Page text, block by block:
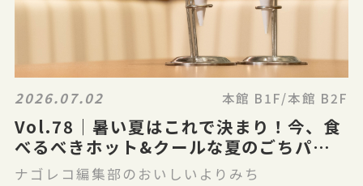
2026.07.02 本館 B1F/本館 B2F
Vol.78｜暑い夏はこれで決まり！今、食
べるべきホット&クールな夏のごちパラ
グルメ
ナゴレコ編集部のおいしいよりみち